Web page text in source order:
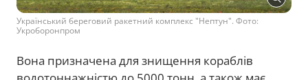
Український береговий ракетний комплекс "Нептун". Фото:
Укроборонпром
Вона призначена для знищення кораблів